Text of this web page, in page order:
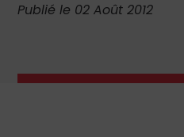
Publié le 02 Août 2012